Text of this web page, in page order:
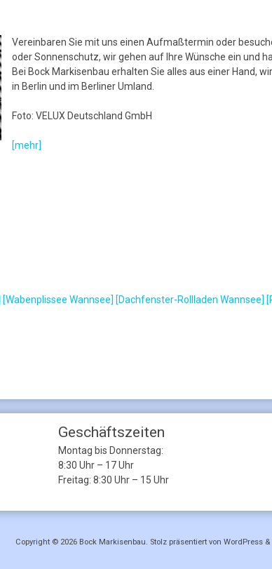
Vereinbaren Sie mit uns einen Aufmaßtermin oder
oder Sonnenschutz, wir gehen auf Ihre Wünsche ein und
Bei Bock Markisenbau erhalten Sie alles aus einer Hand,
in Berlin und im Berliner Umland.
Foto: VELUX Deutschland GmbH
[mehr]
[Wabenplissee Wannsee] [Dachfenster-Rollladen Wannsee]
Geschäftszeiten
Montag bis Donnerstag:
8:30 Uhr – 17 Uhr
Freitag: 8:30 Uhr – 15 Uhr
Copyright © 2026 Bock Markisenbau. Stolz präsentiert von WordPress &